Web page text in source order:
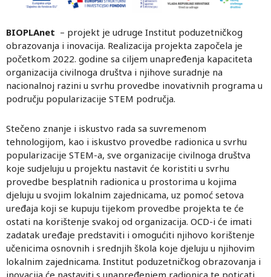
BIOPLAnet – projekt je udruge Institut poduzetničkog
obrazovanja i inovacija. Realizacija projekta započela je
početkom 2022. godine sa ciljem unapređenja kapaciteta
organizacija civilnoga društva i njihove suradnje na
nacionalnoj razini u svrhu provedbe inovativnih programa u
području popularizacije STEM područja.
Stečeno znanje i iskustvo rada sa suvremenom
tehnologijom, kao i iskustvo provedbe radionica u svrhu
popularizacije STEM-a, sve organizacije civilnoga društva
koje sudjeluju u projektu nastavit će koristiti u svrhu
provedbe besplatnih radionica u prostorima u kojima
djeluju u svojim lokalnim zajednicama, uz pomoć setova
uređaja koji se kupuju tijekom provedbe projekta te će
ostati na korištenje svakoj od organizacija. OCD-i će imati
zadatak uređaje predstaviti i omogućiti njihovo korištenje
učenicima osnovnih i srednjih škola koje djeluju u njihovim
lokalnim zajednicama. Institut poduzetničkog obrazovanja i
inovacija će nastaviti s unapređenjem radionica te poticati